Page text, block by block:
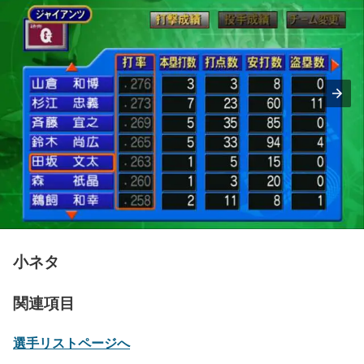
小ネタ
関連項目
選手リストページへ